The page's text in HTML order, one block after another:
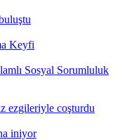
Keyfi
Sosyal Sorumluluk
ezgileriyle coşturdu
iniyor